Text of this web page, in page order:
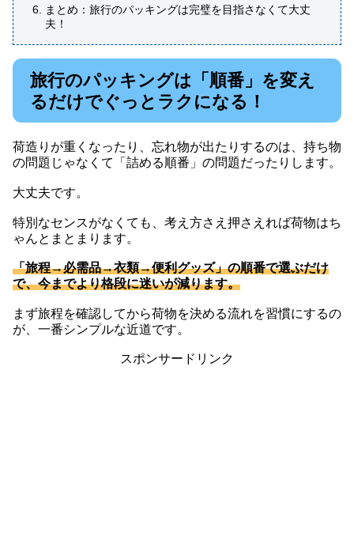
まとめ：旅行のパッキングは完璧を目指さなくて大丈
夫！
旅行のパッキングは「順番」を変え
るだけでぐっとラクになる！
荷造りが重くなったり、忘れ物が出たりするのは、持ち物
の問題じゃなくて「詰める順番」の問題だったりします。
大丈夫です。
特別なセンスがなくても、考え方さえ押さえれば荷物はち
ゃんとまとまります。
「旅程→必需品→衣類→便利グッズ」の順番で選ぶだけ
で、今までより格段に迷いが減ります。
まず旅程を確認してから荷物を決める流れを習慣にするの
が、一番シンプルな近道です。
スポンサードリンク